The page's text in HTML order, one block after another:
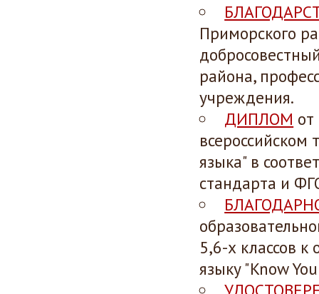
Приморского
района,
учреждения.
ДИПЛОМ
всероссийском
языка" в
стандарта и
5,6-х классов к
языку "Know